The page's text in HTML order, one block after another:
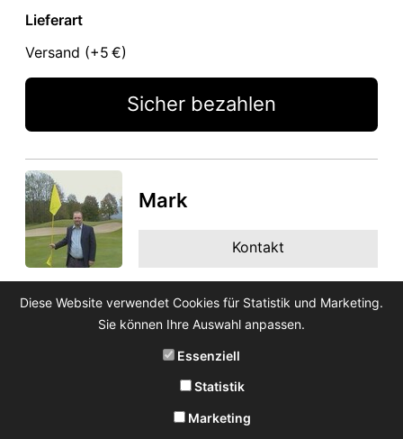
Lieferart
Versand (+5 €)
Sicher bezahlen
Mark
Kontakt
Diese Website verwendet Cookies für Statistik und Marketing.
Sie können Ihre Auswahl anpassen.
Essenziell
Statistik
Marketing